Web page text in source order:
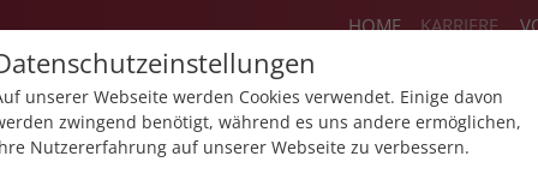
HOME KARRIERE
unserer Webseite werden Cookies verwendet. Einige davon
zwingend benötigt, während es uns andere ermöglichen,
Nutzererfahrung auf unserer Webseite zu verbessern.